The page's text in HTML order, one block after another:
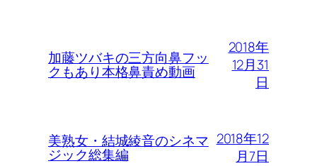
加藤ツバキの三方向鼻フッ
クもあり本格鼻責め動画
2018年
12月31
日
美熟女・結城綾音のシネマ
ジック総集編
2018年12
月7日